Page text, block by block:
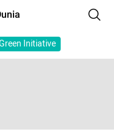
Initiative